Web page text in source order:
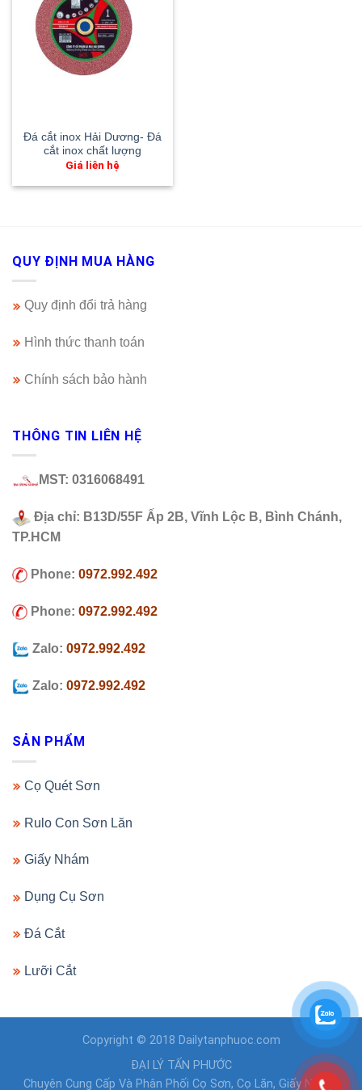
Đá cắt inox Hải Dương- Đá
cắt inox chất lượng
Giá liên hệ
QUY ĐỊNH MUA HÀNG
Quy định đổi trả hàng
Hình thức thanh toán
Chính sách bảo hành
THÔNG TIN LIÊN HỆ
MST: 0316068491
Địa chỉ: B13D/55F Ấp 2B, Vĩnh Lộc B, Bình Chánh,
TP.HCM
Phone: 0972.992.492
Phone: 0972.992.492
Zalo: 0972.992.492
Zalo: 0972.992.492
SẢN PHẨM
Cọ Quét Sơn
Rulo Con Sơn Lăn
Giấy Nhám
Dụng Cụ Sơn
Đá Cắt
Lưỡi Cắt
Copyright © 2018 Dailytanphuoc.com
ĐẠI LÝ TẤN PHƯỚC
Chuyên Cung Cấp Và Phân Phối Cọ Sơn, Cọ Lăn, Giấy Nhám,